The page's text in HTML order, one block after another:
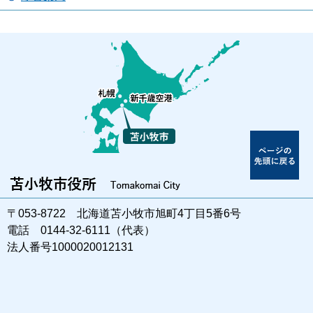
〒053-8722 北海道苫小牧市旭町4丁目5番6号
電話 0144-32-6111（代表）
法人番号1000020012131